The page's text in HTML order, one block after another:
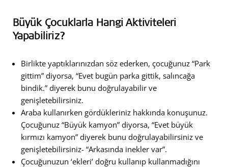
Büyük Çocuklarla Hangi Aktiviteleri
Yapabiliriz?
Birlikte yaptıklarınızdan söz ederken, çocuğunuz “Park
gittim” diyorsa, “Evet bugün parka gittik, salıncağa
bindik.” diyerek bunu doğrulayabilir ve
genişletebilirsiniz.
Araba kullanırken gördükleriniz hakkında konuşunuz.
Çocuğunuz “Büyük kamyon” diyorsa, “Evet büyük
kırmızı kamyon” diyerek bunu doğrulayabilirsiniz ve
genişletebilirsiniz- “Arkasında inekler var”.
Çocuğunuzun ‘ekleri’ doğru kullanıp kullanmadığını